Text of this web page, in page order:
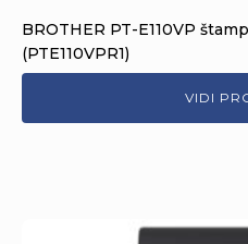
BROTHER PT-E110VP
(PTE110VPR1)
VIDI